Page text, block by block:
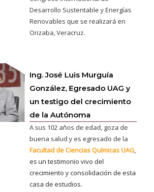
Desarrollo Sustentable y Energías
Renovables que se realizará en
Orizaba, Veracruz.
Ing. José Luis Murguía
González, Egresado UAG y
un testigo del crecimiento
de la Autónoma
A sus 102 años de edad, goza de
buena salud y es egresado de la
Facultad de Ciencias Químicas UAG,
es un testimonio vivo del
crecimiento y consolidación de esta
casa de estudios.